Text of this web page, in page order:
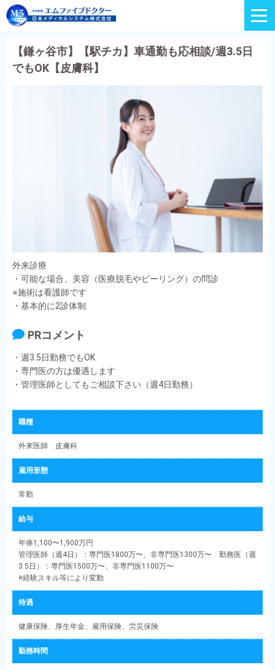
【鎌ヶ谷市】【駅チカ】車通勤も応相談/週3.5日
でもOK【皮膚科】
外来診療
・可能な場合、美容（医療脱毛やピーリング）の問診
※施術は看護師です
・基本的に2診体制
PRコメント
・週3.5日勤務でもOK
・専門医の方は優遇します
・管理医師としてもご相談下さい（週4日勤務）
職種
外来医師 皮膚科
雇用形態
常勤
給与
年俸1,100〜1,900万円
管理医師（週4日）：専門医1800万〜、非専門医1300万〜 勤務医（週
3.5日）：専門医1500万〜、非専門医1100万〜
※経験スキル等により変動
待遇
健康保険、厚生年金、雇用保険、労災保険
勤務時間